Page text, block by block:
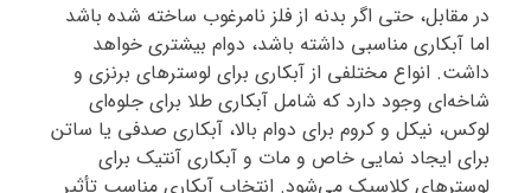
در مقابل، حتی اگر بدنه از فلز نامرغوب ساخته شده باشد
اما آبکاری مناسبی داشته باشد، دوام بیشتری خواهد
داشت. انواع مختلفی از آبکاری برای لوسترهای برنزی و
شاخه‌ای وجود دارد که شامل آبکاری طلا برای جلوه‌ای
لوکس، نیکل و کروم برای دوام بالا، آبکاری صدفی یا ساتن
برای ایجاد نمایی خاص و مات و آبکاری آنتیک برای
لوسترهای کلاسیک می‌شود. انتخاب آبکاری مناسب تأثیر